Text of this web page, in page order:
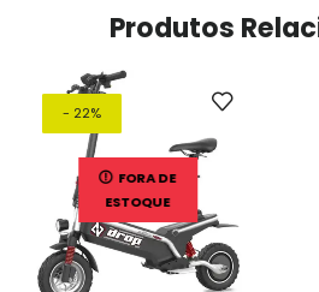
Produtos
- 22%
FORA DE
ESTOQUE